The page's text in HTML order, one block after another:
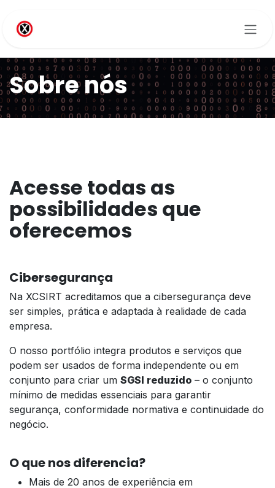
Sobre nós
Acesse todas as
possibilidades que
oferecemos
Cibersegurança
Na XCSIRT acreditamos que a cibersegurança deve
ser simples, prática e adaptada à realidade de cada
empresa.
O nosso portfólio integra produtos e serviços que
podem ser usados de forma independente ou em
conjunto para criar um SGSI reduzido – o conjunto
mínimo de medidas essenciais para garantir
segurança, conformidade normativa e continuidade do
negócio.
O que nos diferencia?
Mais de 20 anos de experiência em